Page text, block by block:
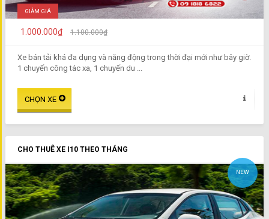
GIẢM GIÁ
1.000.000₫ 1.100.000₫
Xe bán tải khá đa dụng và năng động trong thời đại mới như bây giờ.
1 chuyến công tác xa, 1 chuyến du ...
CHO THUÊ XE I10 THEO THÁNG
NEW